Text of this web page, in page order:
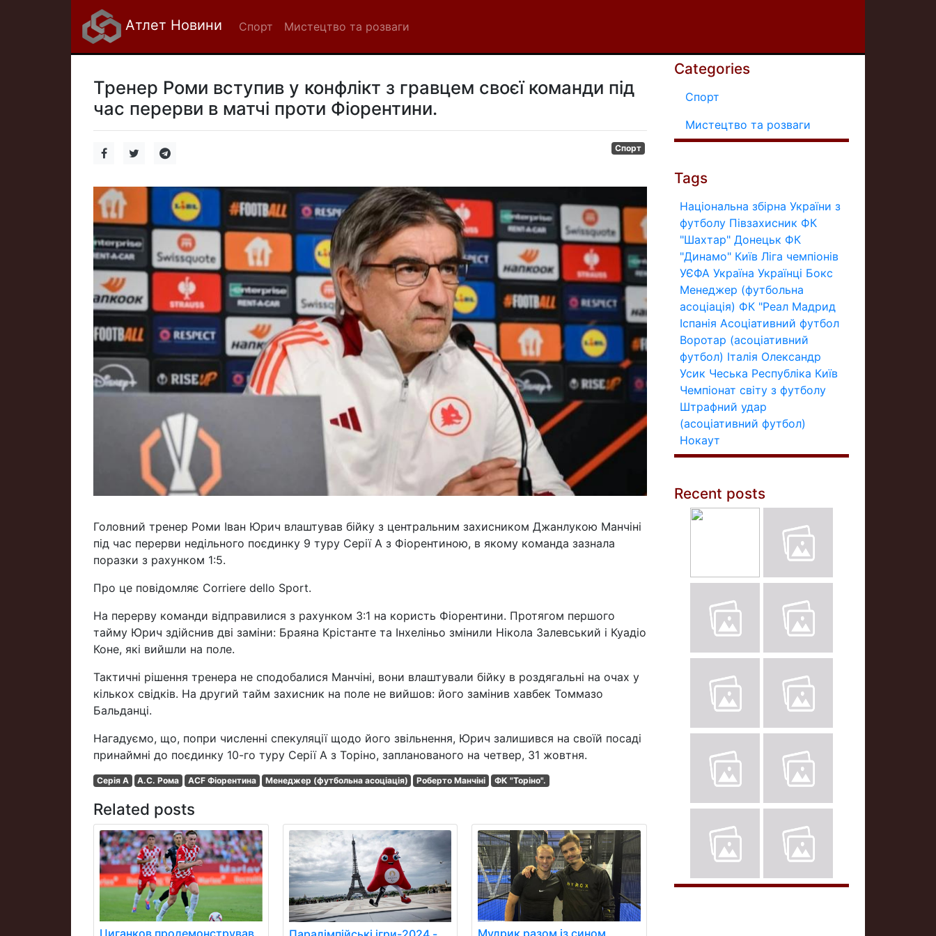
Атлет Новини Спорт Мистецтво та розваги
Тренер Роми вступив у конфлікт з гравцем своєї команди під
час перерви в матчі проти Фіорентини.
Спорт
Головний тренер Роми Іван Юрич влаштував бійку з центральним захисником Джанлукою Манчіні
під час перерви недільного поєдинку 9 туру Серії А з Фіорентиною, в якому команда зазнала
поразки з рахунком 1:5.
Про це повідомляє Corriere dello Sport.
На перерву команди відправилися з рахунком 3:1 на користь Фіорентини. Протягом першого
тайму Юрич здійснив дві заміни: Браяна Крістанте та Інхеліньо змінили Нікола Залевський і Куадіо
Коне, які вийшли на поле.
Тактичні рішення тренера не сподобалися Манчіні, вони влаштували бійку в роздягальні на очах у
кількох свідків. На другий тайм захисник на поле не вийшов: його замінив хавбек Томмазо
Бальданці.
Нагадуємо, що, попри численні спекуляції щодо його звільнення, Юрич залишився на своїй посаді
принаймні до поєдинку 10-го туру Серії А з Торіно, запланованого на четвер, 31 жовтня.
Серія A А.С. Рома ACF Фіорентина Менеджер (футбольна асоціація) Роберто Манчіні ФК "Торіно".
Related posts
Categories
Спорт
Мистецтво та розваги
Tags
Національна збірна України з
футболу Півзахисник ФК
"Шахтар" Донецьк ФК
"Динамо" Київ Ліга чемпіонів
УЄФА Україна Українці Бокс
Менеджер (футбольна
асоціація) ФК "Реал Мадрид
Іспанія Асоціативний футбол
Воротар (асоціативний
футбол) Італія Олександр
Усик Чеська Республіка Київ
Чемпіонат світу з футболу
Штрафний удар
(асоціативний футбол)
Нокаут
Recent posts